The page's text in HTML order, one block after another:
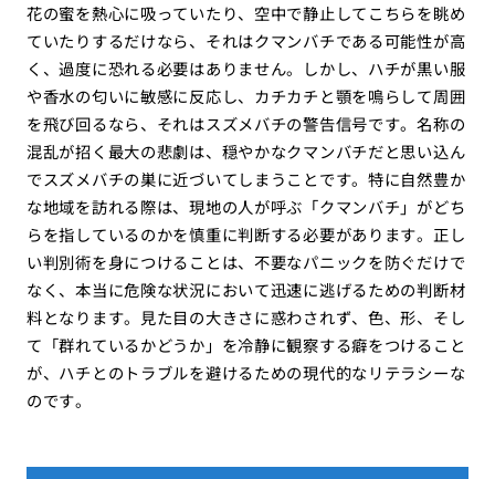
花の蜜を熱心に吸っていたり、空中で静止してこちらを眺め
ていたりするだけなら、それはクマンバチである可能性が高
く、過度に恐れる必要はありません。しかし、ハチが黒い服
や香水の匂いに敏感に反応し、カチカチと顎を鳴らして周囲
を飛び回るなら、それはスズメバチの警告信号です。名称の
混乱が招く最大の悲劇は、穏やかなクマンバチだと思い込ん
でスズメバチの巣に近づいてしまうことです。特に自然豊か
な地域を訪れる際は、現地の人が呼ぶ「クマンバチ」がどち
らを指しているのかを慎重に判断する必要があります。正し
い判別術を身につけることは、不要なパニックを防ぐだけで
なく、本当に危険な状況において迅速に逃げるための判断材
料となります。見た目の大きさに惑わされず、色、形、そし
て「群れているかどうか」を冷静に観察する癖をつけること
が、ハチとのトラブルを避けるための現代的なリテラシーな
のです。